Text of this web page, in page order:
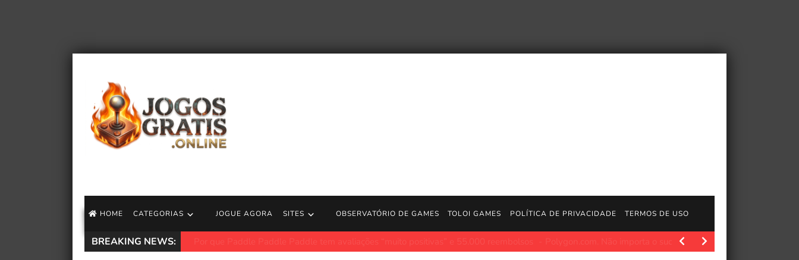
HOME CATEGORIAS JOGUE AGORA SITES OBSERVATÓRIO DE GAMES TOLOI GAMES POLÍTICA DE PRIVACIDADE TERMOS DE USO
BREAKING NEWS: Polygon.com. Seu nome está voltando aos cinemas para